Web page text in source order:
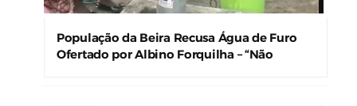
População da Beira Recusa Água de Furo
Ofertado por Albino Forquilha – “Não